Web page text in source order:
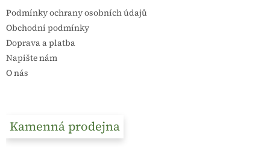
Podmínky ochrany osobních údajů
Obchodní podmínky
Doprava a platba
Napište nám
O nás
Kamenná prodejna